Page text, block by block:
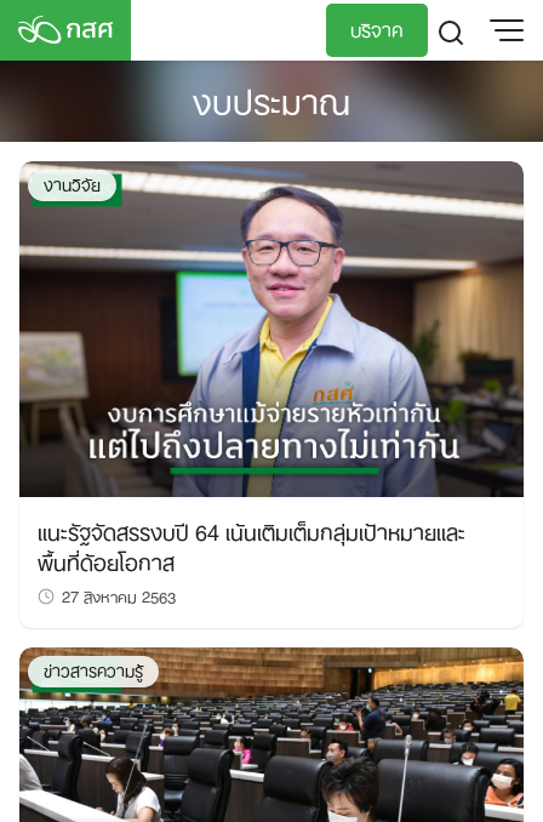
Skip
บริจาค
TH
งบประมาณ
งานวิจัย
แนะรัฐจัดสรรงบปี 64 เน้นเติมเต็มกลุ่มเป้าหมายและ
พื้นที่ด้อยโอกาส
27 สิงหาคม 2563
ข่าวสารความรู้